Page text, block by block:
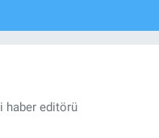
haber editörü